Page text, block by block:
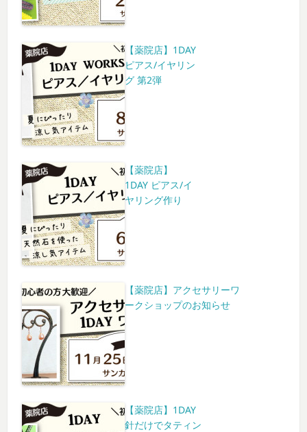
【薬院店】1DAY
ピアス/イヤリン
グ 第2弾
【薬院店】
1DAY ピアス/イ
ヤリング作り
【薬院店】アクセサリーワ
ークショップのお知らせ
【薬院店】1DAY
針だけでタティン